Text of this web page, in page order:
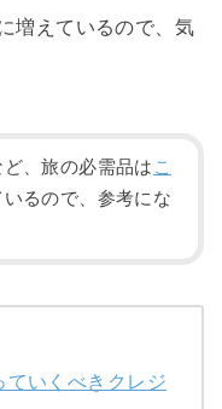
増えているので、気
、旅の必需品は こ
るので、参考にな
ていくべきクレジ